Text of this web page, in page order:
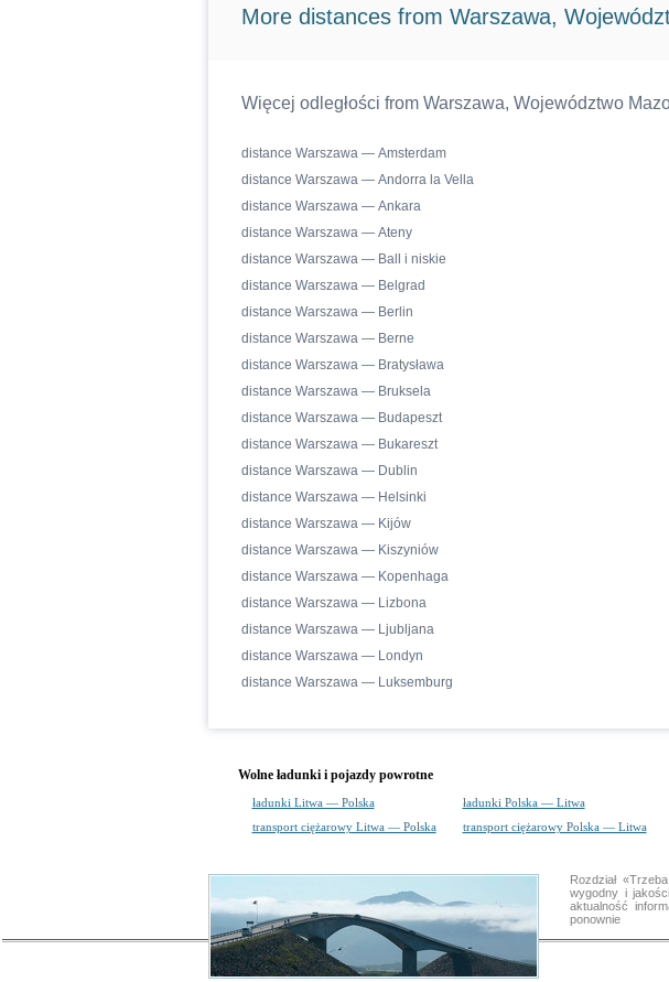
More distances from Warszawa,
Więcej odległości from Warszawa, Województwo
distance Warszawa — Amsterdam
distance Warszawa — Andorra la Vella
distance Warszawa — Ankara
distance Warszawa — Ateny
distance Warszawa — Ball i niskie
distance Warszawa — Belgrad
distance Warszawa — Berlin
distance Warszawa — Berne
distance Warszawa — Bratysława
distance Warszawa — Bruksela
distance Warszawa — Budapeszt
distance Warszawa — Bukareszt
distance Warszawa — Dublin
distance Warszawa — Helsinki
distance Warszawa — Kijów
distance Warszawa — Kiszyniów
distance Warszawa — Kopenhaga
distance Warszawa — Lizbona
distance Warszawa — Ljubljana
distance Warszawa — Londyn
distance Warszawa — Luksemburg
Wolne ładunki i pojazdy powrotne
ładunki Litwa — Polska ładunki Polska — Litwa
transport ciężarowy Litwa — Polska
transport ciężarowy Polska — Litwa
Rozdział
wygodny i
aktualność
ponownie